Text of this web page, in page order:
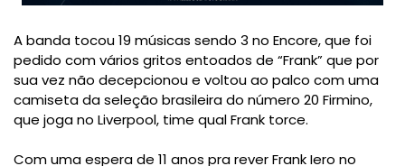
A banda tocou 19 músicas sendo 3 no Encore, que foi
pedido com vários gritos entoados de “Frank” que por
sua vez não decepcionou e voltou ao palco com uma
camiseta da seleção brasileira do número 20 Firmino,
que joga no Liverpool, time qual Frank torce.
Com uma espera de 11 anos pra rever Frank Iero no